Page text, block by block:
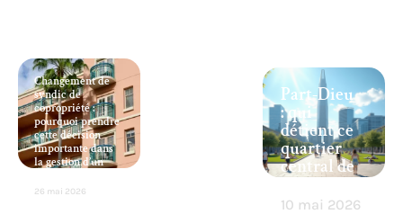
Changement de
syndic de
copropriété :
pourquoi prendre
cette décision
importante dans
la gestion d’un
26 mai 2026
Part-Dieu
: qui
détient ce
quartier
central de
Lyon ?
10 mai 2026